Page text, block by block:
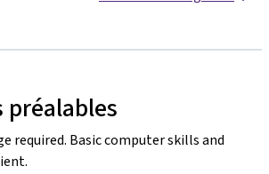
préalables
required. Basic computer skills and